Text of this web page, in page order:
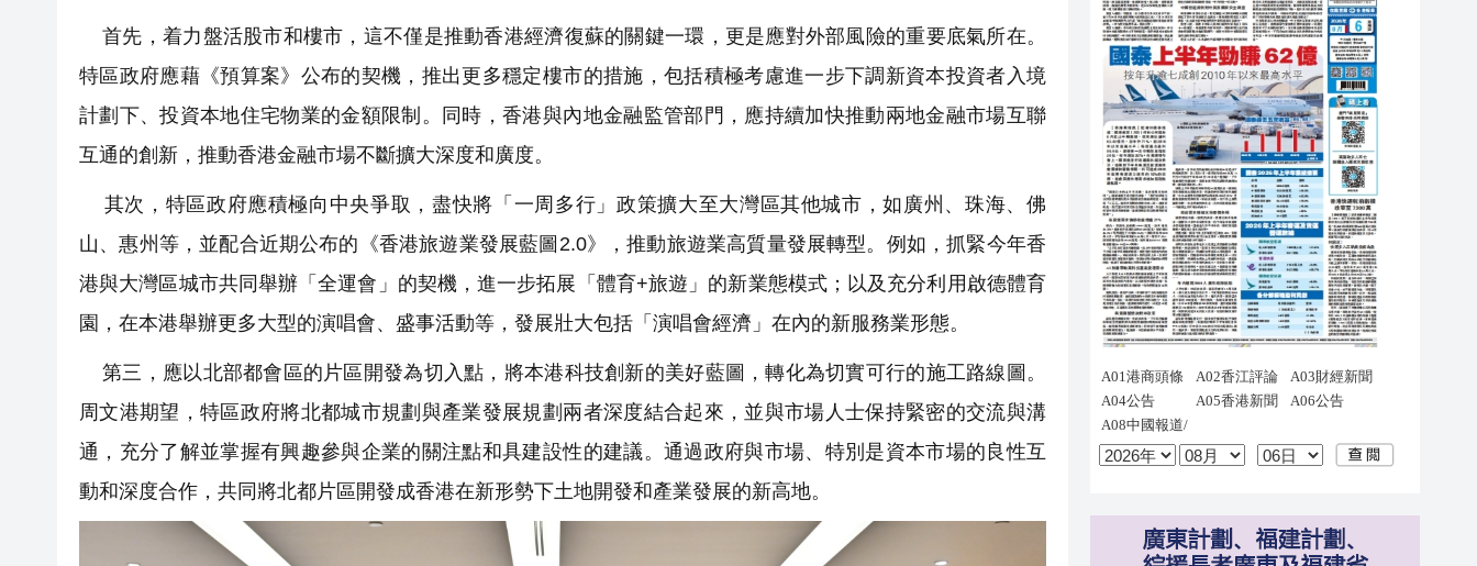
首先，着力盤活股市和樓市，這不僅是推動香港經濟復蘇的關鍵一環，更是應對外部風險的重要底氣所在。
特區政府應藉《預算案》公布的契機，推出更多穩定樓市的措施，包括積極考慮進一步下調新資本投資者入境
計劃下、投資本地住宅物業的金額限制。同時，香港與內地金融監管部門，應持續加快推動兩地金融市場互聯
互通的創新，推動香港金融市場不斷擴大深度和廣度。
其次，特區政府應積極向中央爭取，盡快將「一周多行」政策擴大至大灣區其他城市，如廣州、珠海、佛
山、惠州等，並配合近期公布的《香港旅遊業發展藍圖2.0》，推動旅遊業高質量發展轉型。例如，抓緊今年香
港與大灣區城市共同舉辦「全運會」的契機，進一步拓展「體育+旅遊」的新業態模式；以及充分利用啟德體育
園，在本港舉辦更多大型的演唱會、盛事活動等，發展壯大包括「演唱會經濟」在內的新服務業形態。
第三，應以北部都會區的片區開發為切入點，將本港科技創新的美好藍圖，轉化為切實可行的施工路線圖。
周文港期望，特區政府將北都城市規劃與產業發展規劃兩者深度結合起來，並與市場人士保持緊密的交流與溝
通，充分了解並掌握有興趣參與企業的關注點和具建設性的建議。通過政府與市場、特別是資本市場的良性互
動和深度合作，共同將北都片區開發成香港在新形勢下土地開發和產業發展的新高地。